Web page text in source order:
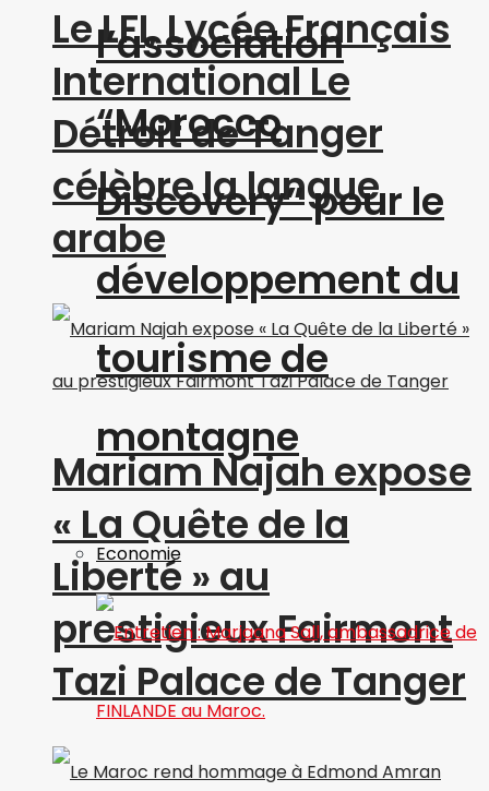
Le LFI, Lycée Français
International Le
Détroit de Tanger
célèbre la langue
arabe
Mariam Najah expose
« La Quête de la
Liberté » au
prestigieux Fairmont
Tazi Palace de Tanger
l’association
“Morocco
Discovery” pour le
développement du
tourisme de
montagne
Economie